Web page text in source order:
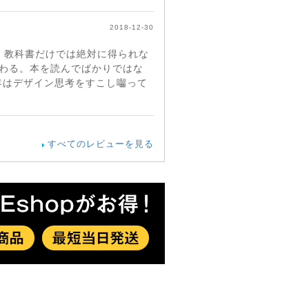
2018-12-30
科書だけでは絶対に得られな
る。本を読んでばかりではな
デザイン思考をすこし囓って
すべてのレビューを見る